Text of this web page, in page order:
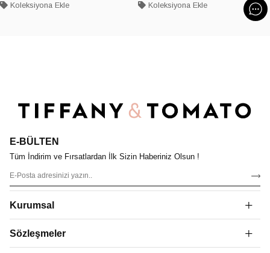
Koleksiyona Ekle Koleksiyona Ekle
E-BÜLTEN
Tüm İndirim ve Fırsatlardan İlk Sizin Haberiniz Olsun !
Kurumsal
Sözleşmeler